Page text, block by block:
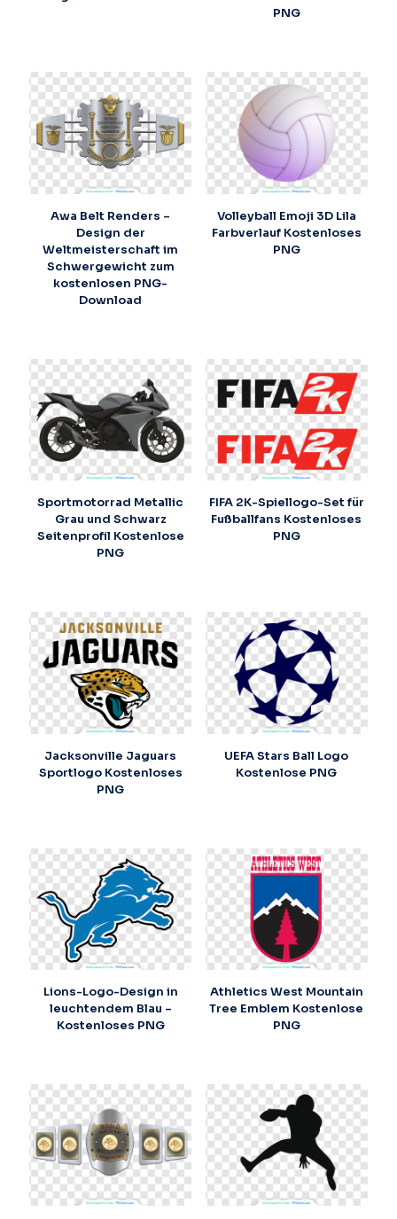
PNG
Awa Belt Renders –
Design der
Weltmeisterschaft im
Schwergewicht zum
kostenlosen PNG-
Download
Volleyball Emoji 3D Lila
Farbverlauf Kostenloses
PNG
Sportmotorrad Metallic
Grau und Schwarz
Seitenprofil Kostenlose
PNG
FIFA 2K-Spiellogo-Set für
Fußballfans Kostenloses
PNG
Jacksonville Jaguars
Sportlogo Kostenloses
PNG
UEFA Stars Ball Logo
Kostenlose PNG
Lions-Logo-Design in
leuchtendem Blau –
Kostenloses PNG
Athletics West Mountain
Tree Emblem Kostenlose
PNG